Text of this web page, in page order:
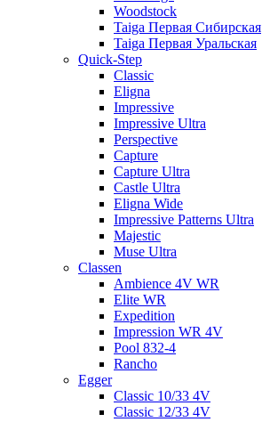
Woodstock
Taiga Первая Сибирская
Taiga Первая Уральская
Quick-Step
Classic
Eligna
Impressive
Impressive Ultra
Perspective
Capture
Capture Ultra
Castle Ultra
Eligna Wide
Impressive Patterns Ultra
Majestic
Muse Ultra
Classen
Ambience 4V WR
Elite WR
Expedition
Impression WR 4V
Pool 832-4
Rancho
Egger
Classic 10/33 4V
Classic 12/33 4V